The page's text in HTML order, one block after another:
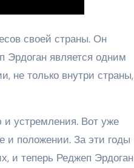
своей страны. Он
Эрдоган является одним
не только внутри страны,
устремления. Вот уже
и положении. За эти годы
и теперь Реджеп Эрдоган